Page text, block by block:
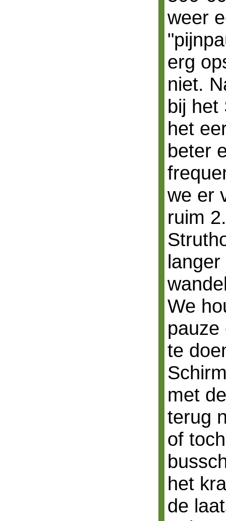
weer
erg
niet.
bij het
het
beter
we er
ruim
We
pauze
te
met
terug
of
het
de